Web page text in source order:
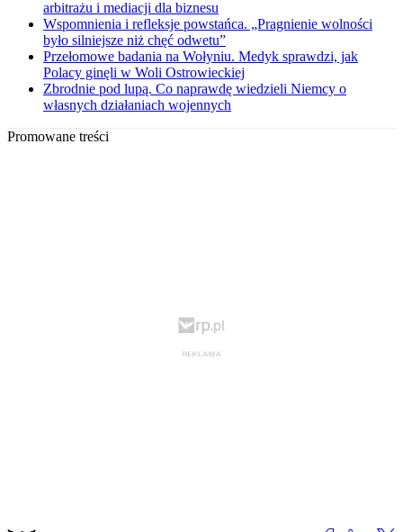
arbitrażu i mediacji dla biznesu
Wspomnienia i refleksje powstańca. „Pragnienie wolności
było silniejsze niż chęć odwetu”
Przełomowe badania na Wołyniu. Medyk sprawdzi, jak
Polacy ginęli w Woli Ostrowieckiej
Zbrodnie pod lupą. Co naprawdę wiedzieli Niemcy o
własnych działaniach wojennych
Promowane treści